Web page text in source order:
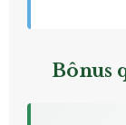
Bônus